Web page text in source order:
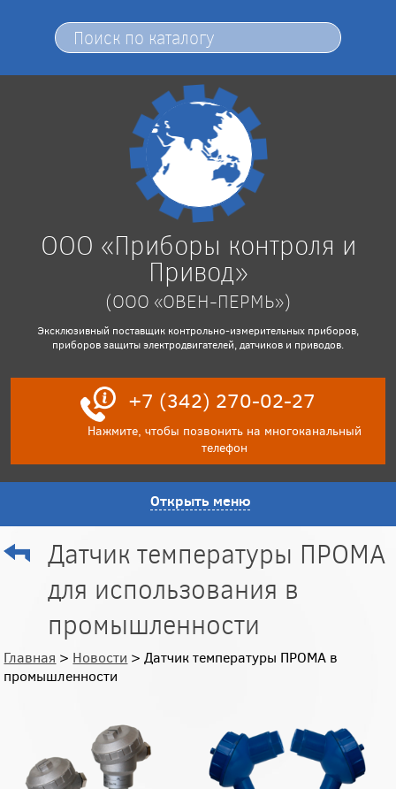
ООО «Приборы контроля и
Привод»
(ООО «ОВЕН-ПЕРМЬ»)
Эксклюзивный поставщик контрольно-измерительных приборов,
приборов защиты электродвигателей, датчиков и приводов.
+7 (342) 270-02-27
Нажмите, чтобы позвонить на многоканальный
телефон
Открыть меню
Датчик температуры ПРОМА
для использования в
промышленности
Главная > Новости > Датчик температуры ПРОМА в
промышленности